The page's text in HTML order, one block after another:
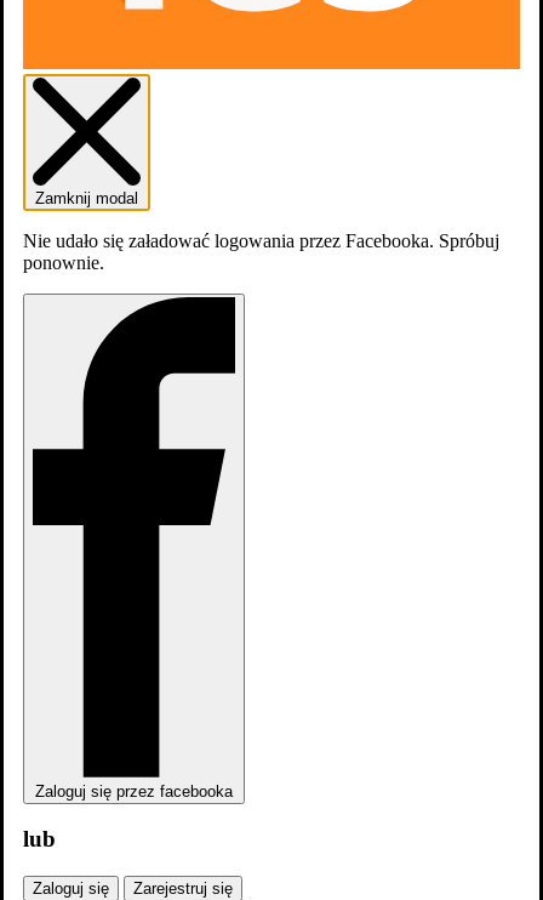
Sezony
dodajsezon
Zamknij modal
Nie udało się załadować logowania przez Facebooka. Spróbuj
ponownie.
Zaloguj się przez facebooka
lub
Zaloguj się Zarejestruj się